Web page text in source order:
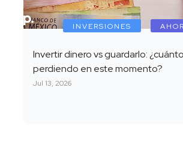
INVERSIONES
Invertir dinero vs guardarlo:
perdiendo en este momento?
Jul 13, 2026